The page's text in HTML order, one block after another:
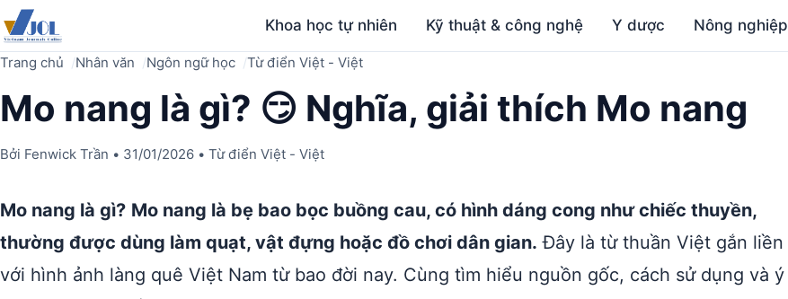
Khoa học tự nhiên Kỹ thuật & công nghệ Y dược Nông nghiệp
Trang chủ Nhân văn Ngôn ngữ học Từ điển Việt - Việt
Mo nang là gì? 😏 Nghĩa, giải thích Mo nang
Bởi Fenwick Trần • 31/01/2026 • Từ điển Việt - Việt
Mo nang là gì? Mo nang là bẹ bao bọc buồng cau, có hình dáng cong như chiếc thuyền,
thường được dùng làm quạt, vật đựng hoặc đồ chơi dân gian. Đây là từ thuần Việt gắn liền
với hình ảnh làng quê Việt Nam từ bao đời nay. Cùng tìm hiểu nguồn gốc, cách sử dụng và ý